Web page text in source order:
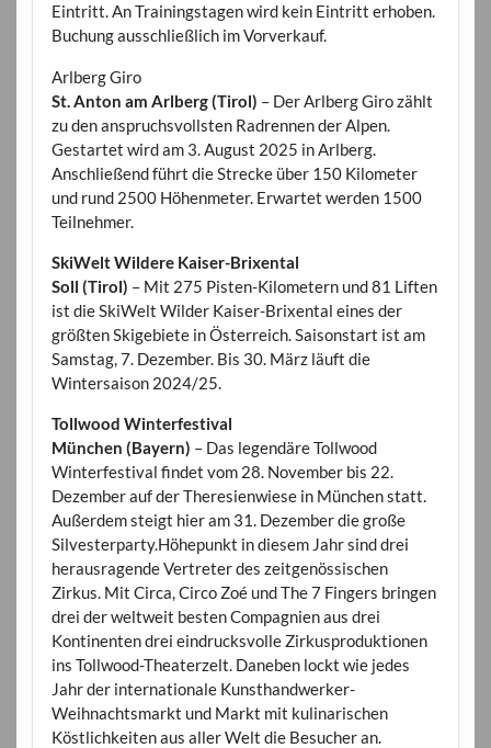
Eintritt. An Trainingstagen wird kein Eintritt erhoben.
Buchung ausschließlich im Vorverkauf.
Arlberg Giro
St. Anton am Arlberg (Tirol) – Der Arlberg Giro zählt
zu den anspruchsvollsten Radrennen der Alpen.
Gestartet wird am 3. August 2025 in Arlberg.
Anschließend führt die Strecke über 150 Kilometer
und rund 2500 Höhenmeter. Erwartet werden 1500
Teilnehmer.
SkiWelt Wildere Kaiser-Brixental
Soll (Tirol) – Mit 275 Pisten-Kilometern und 81 Liften
ist die SkiWelt Wilder Kaiser-Brixental eines der
größten Skigebiete in Österreich. Saisonstart ist am
Samstag, 7. Dezember. Bis 30. März läuft die
Wintersaison 2024/25.
Tollwood Winterfestival
München (Bayern) – Das legendäre Tollwood
Winterfestival findet vom 28. November bis 22.
Dezember auf der Theresienwiese in München statt.
Außerdem steigt hier am 31. Dezember die große
Silvesterparty.Höhepunkt in diesem Jahr sind drei
herausragende Vertreter des zeitgenössischen
Zirkus. Mit Circa, Circo Zoé und The 7 Fingers bringen
drei der weltweit besten Compagnien aus drei
Kontinenten drei eindrucksvolle Zirkusproduktionen
ins Tollwood-Theaterzelt. Daneben lockt wie jedes
Jahr der internationale Kunsthandwerker-
Weihnachtsmarkt und Markt mit kulinarischen
Köstlichkeiten aus aller Welt die Besucher an.